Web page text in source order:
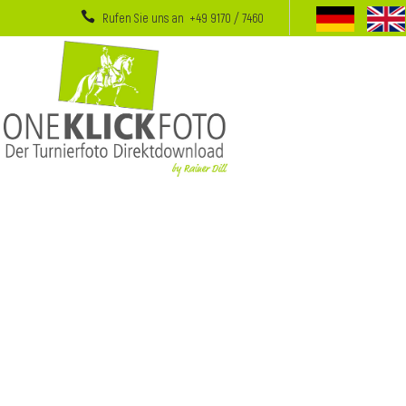
Rufen Sie uns an +49 9170 / 7460